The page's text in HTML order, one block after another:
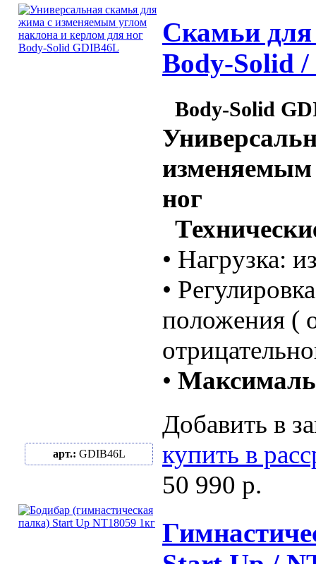
Скамьи
Body-Solid
Body-Solid
изменяемым
ног
• Нагрузка:
•
положения (
•
арт.: GDIB46L
Добавить в
купить в
50 990 р.